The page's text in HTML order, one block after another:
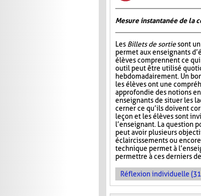
Mesure instantanée de la
Les Billets de sortiesont
permet aux enseignants
élèves comprennent ce
outil peut être utilisé
hebdomadairement. Un
les élèves ont une
approfondie des notions
enseignants de situer les
cerner ce qu’ils doivent
leçon et les élèves sont
l’enseignant. La question
peut avoir plusieurs
éclaircissements ou
technique permet à
permettre à ces derniers
Réflexion individuelle